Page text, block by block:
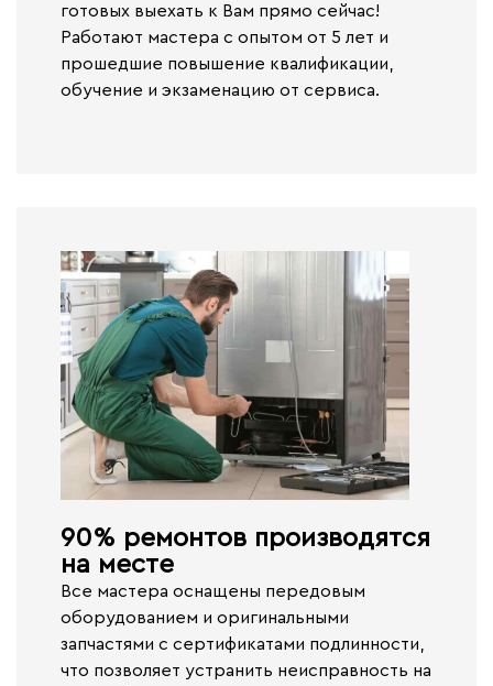
готовых выехать к Вам прямо сейчас!
Работают мастера с опытом от 5 лет и
прошедшие повышение квалификации,
обучение и экзаменацию от сервиса.
90% ремонтов производятся
на месте​
Все мастера оснащены передовым
оборудованием и оригинальными
запчастями с сертификатами подлинности,
что позволяет устранить неисправность на